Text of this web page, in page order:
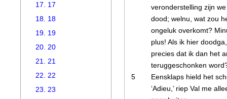
veronderstelling zijn
dood; welnu, wat zou
ongeluk overkomt?
plus! Als ik hier
precies dat ik dan het
teruggeschonken
5
Eensklaps hield het
‘Adieu,’ riep Val me
17. 17
18. 18
19. 19
20. 20
21. 21
22. 22
23. 23